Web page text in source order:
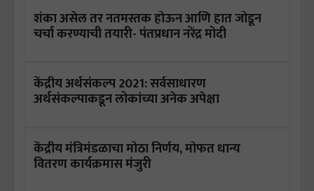
शंका असेल तर नतमस्तक होऊन आणि हात जोडून
चर्चा करण्याची तयारी- पंतप्रधान नरेंद्र मोदी
केंद्रीय अर्थसंकल्प 2021: सर्वसाधारण
अर्थसंकल्पाकडून लोकांच्या अनेक अपेक्षा
केंद्रीय मंत्रिमंडळाचा मोठा निर्णय, मोफत धान्य
वितरण कार्यक्रमास मंजुरी